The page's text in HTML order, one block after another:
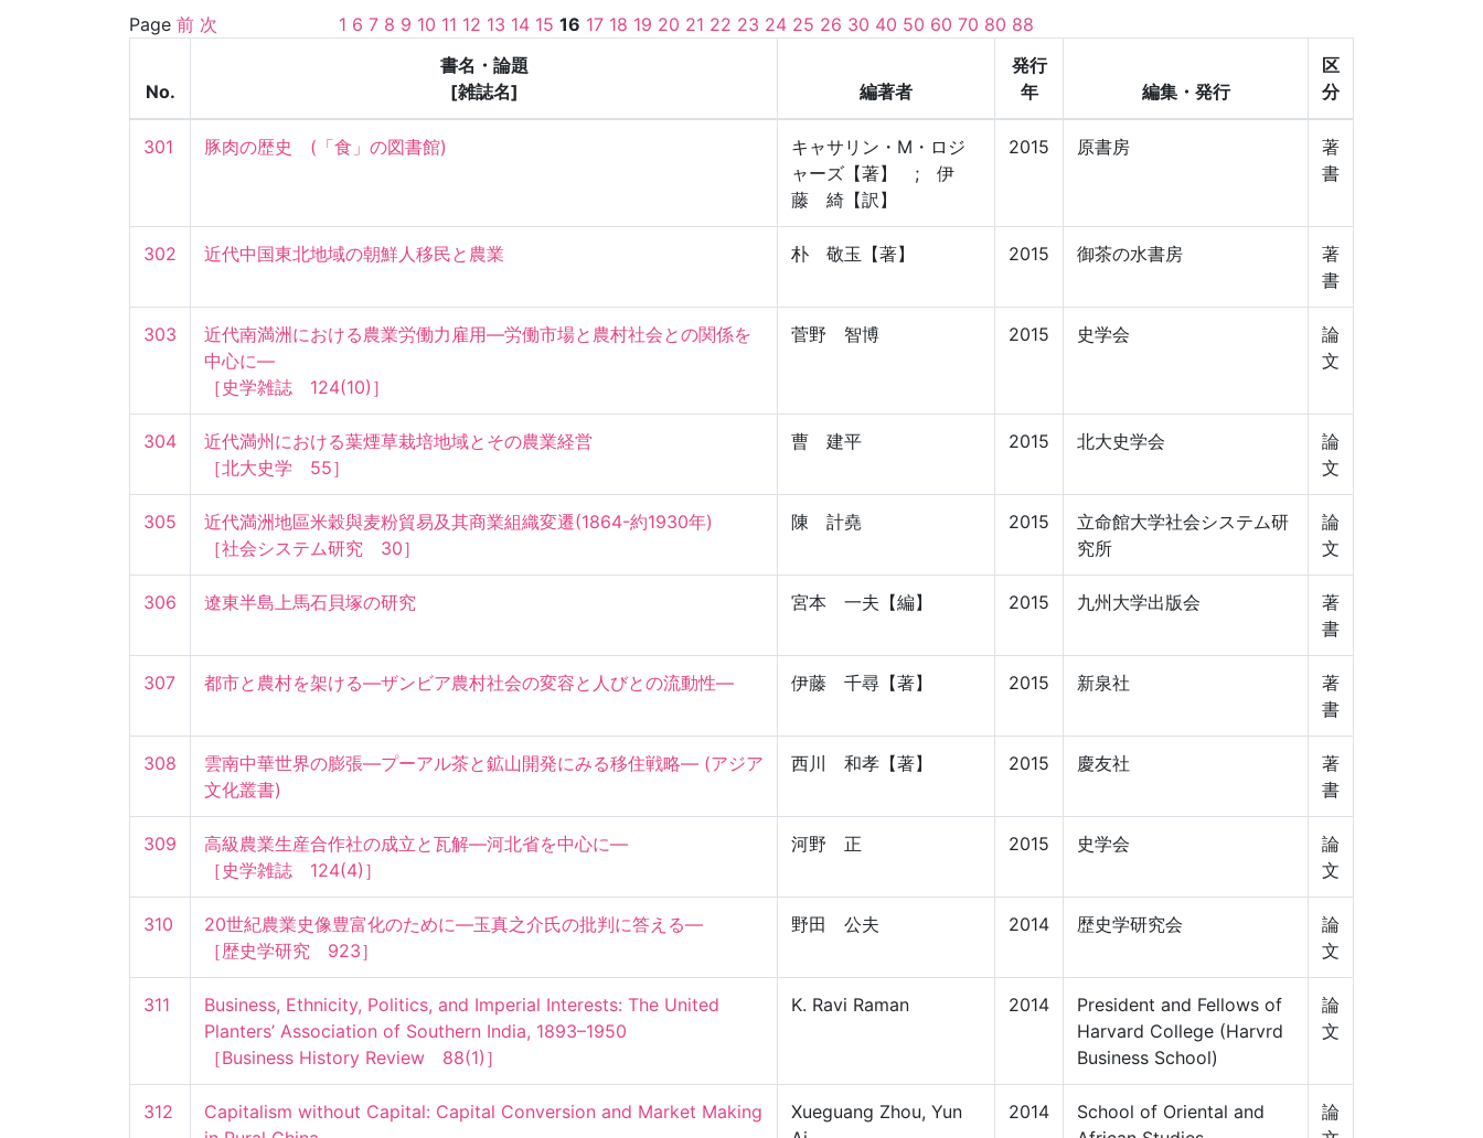
Page 前 次 1 6 7 8 9 10 11 12 13 14 15 16 17 18 19 20 21 22 23 24 25 26 30 40 50 60 70 80 88
No.
書名・論題
[雑誌名]
編著者
発行
年
編集・発行
区
分
301 豚肉の歴史　(「食」の図書館)
キャサリン・M・ロジ
ャーズ【著】 ; 伊
藤 綺【訳】
2015 原書房
著
書
302 近代中国東北地域の朝鮮人移民と農業 朴 敬玉【著】 2015 御茶の水書房
著
書
303
近代南満洲における農業労働力雇用―労働市場と農村社会との関係を
中心に―
［史学雑誌　124(10)］
菅野 智博 2015 史学会
論
文
304
近代満州における葉煙草栽培地域とその農業経営
［北大史学　55］
曹 建平 2015 北大史学会
論
文
305
近代満洲地區米穀與麦粉貿易及其商業組織変遷(1864-約1930年)
［社会システム研究　30］
陳 計堯 2015
立命館大学社会システム研
究所
論
文
306 遼東半島上馬石貝塚の研究 宮本 一夫【編】 2015 九州大学出版会
著
書
307 都市と農村を架ける―ザンビア農村社会の変容と人びとの流動性― 伊藤 千尋【著】 2015 新泉社
著
書
308
雲南中華世界の膨張―プーアル茶と鉱山開発にみる移住戦略― (アジア
文化叢書)
西川 和孝【著】 2015 慶友社
著
書
309
高級農業生産合作社の成立と瓦解―河北省を中心に―
［史学雑誌　124(4)］
河野 正 2015 史学会
論
文
310
20世紀農業史像豊富化のために―玉真之介氏の批判に答える―
［歴史学研究　923］
野田 公夫 2014 歴史学研究会
論
文
311
Business, Ethnicity, Politics, and Imperial Interests: The United
Planters’ Association of Southern India, 1893–1950
［Business History Review　88(1)］
K. Ravi Raman 2014
President and Fellows of
Harvard College (Harvrd
Business School)
論
文
312
Capitalism without Capital: Capital Conversion and Market Making
Xueguang Zhou, Yun
2014
School of Oriental and
論